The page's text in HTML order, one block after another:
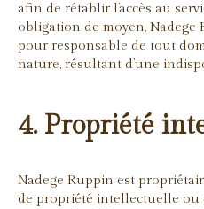
afin de rétablir l’accès au
obligation de moyen,
pour responsable de tout
nature, résultant d’une
4. Propriété
Nadege Ruppin est
de propriété intellectuelle ou